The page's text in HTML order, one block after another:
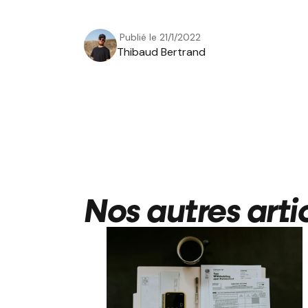
Publié le 21/1/2022
Thibaud Bertrand
Nos autres